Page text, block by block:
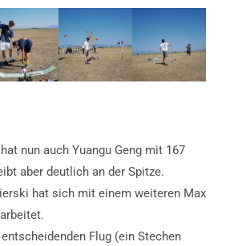
nun auch Yuangu Geng mit 167
aber deutlich an der Spitze.
hat sich mit einem weiteren Max
Flug (ein Stechen